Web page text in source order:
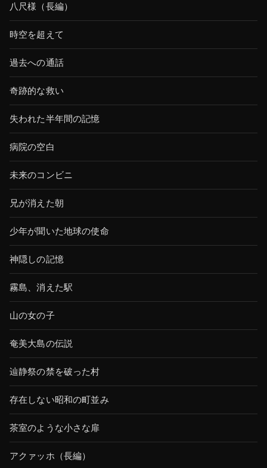
八尺様（長編）
時空を超えて
過去への通話
奇跡的な救い
失われた半年間の記憶
病院の空白
未来のコンビニ
兄が消えた朝
少年が聞いた地球の使命
神隠しの記憶
霧島、消えた駅
山の女の子
奄美大島の伝説
辿静祭の禁を破った村
存在しない昭和の町並み
茶室のような小さな扉
アクァッホ（長編）